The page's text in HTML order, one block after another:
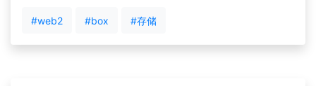
#web2 #box #存储